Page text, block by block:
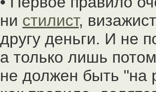
ни стилист,
другу деньги. И не
а только лишь
не должен быть "на